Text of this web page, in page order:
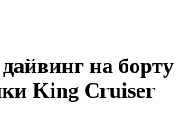
на борту
King Cruiser